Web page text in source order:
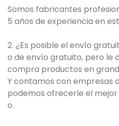
Somos fabricantes
5 años de experiencia en
2. ¿Es posible el envío
o de envío gratuito, pero le
compra productos en
Y contamos con empresas
podemos ofrecerle el
o.